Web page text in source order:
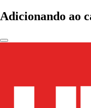
Adicionando ao